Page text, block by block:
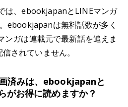
は、ebookjapanとLINEマンガ
ebookjapanは無料話数が多く
ンガは連載元で最新話を追えま
されていません。
済みは、ebookjapanと
がお得に読めますか？